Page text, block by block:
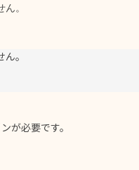
。
。
が必要です。